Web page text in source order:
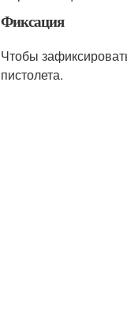
Фиксация
Чтобы
пистолета.